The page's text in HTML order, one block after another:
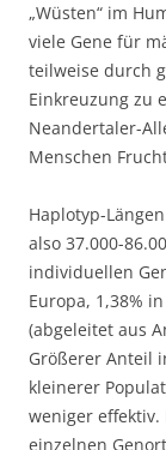
„Wüsten“ im
viele Gene für
teilweise durch
Einkreuzung zu
Neandertaler-
Menschen
Haplotyp-
also 37.000-
individuellen
Europa, 1,38%
(abgeleitet aus
Größerer Anteil
kleinerer
weniger
einzelnen